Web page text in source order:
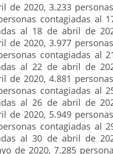
de 2020, 3.233
contagiadas al
al 18 de abril de
de 2020, 3.977
contagiadas al
al 22 de abril de
de 2020, 4.881
contagiadas al
al 26 de abril de
de 2020, 5.949
contagiadas al
al 30 de abril de
de 2020, 7.285